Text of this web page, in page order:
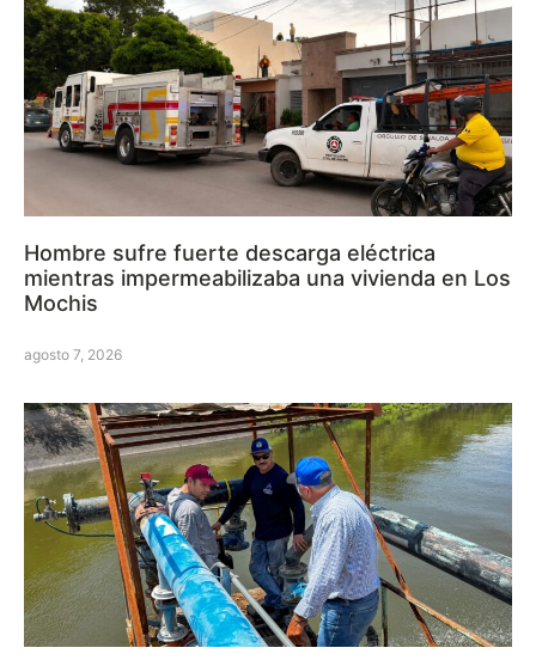
Hombre sufre fuerte descarga eléctrica
mientras impermeabilizaba una vivienda en Los
Mochis
agosto 7, 2026